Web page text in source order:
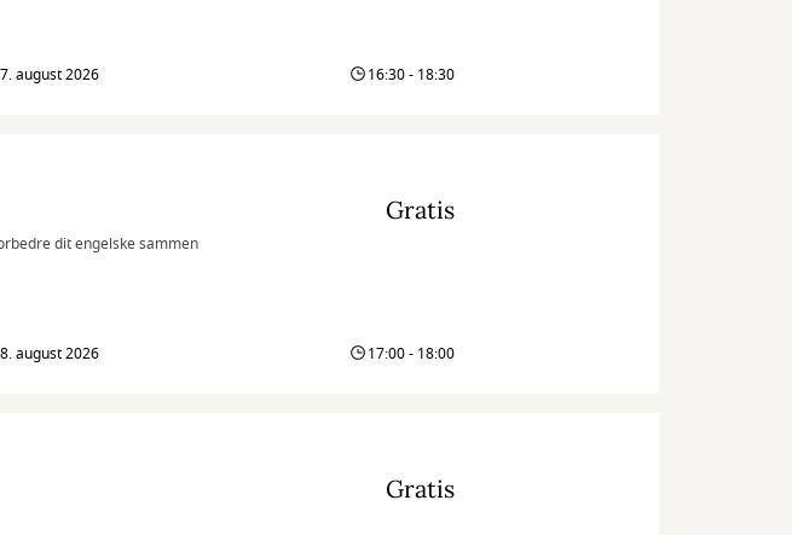
august 2026 16:30 - 18:30
dit engelske sammen
Gratis
august 2026 17:00 - 18:00
Gratis